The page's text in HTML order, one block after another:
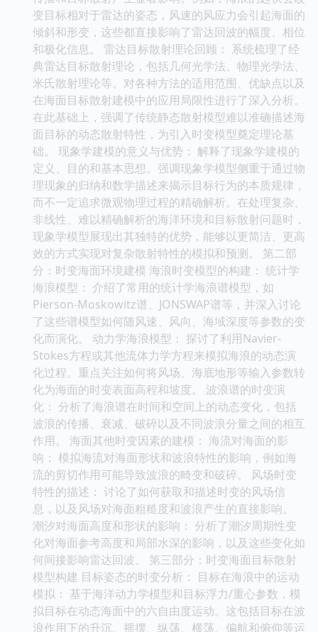
变目标相对于雷达的姿态，风速的风应力会引起海面的
倾斜和形变，这些都直接影响了雷达回波的幅度、相位
和极化信息。 雷达目标散射理论回顾： 系统梳理了经
典雷达目标散射理论，包括几何光学法、物理光学法、
米氏散射理论等。对各种方法的适用范围、优缺点以及
在海面目标散射建模中的应用局限性进行了深入分析。
在此基础上，强调了传统静态散射模型难以准确描述海
面目标的动态散射特性，为引入时变模型奠定理论基
础。 现象学建模的意义与优势： 解释了现象学建模的
定义、目的和基本思想。强调现象学模型侧重于通过物
理现象的归纳和数学描述来揭示目标行为的本质规律，
而不一定追求微观物理过程的精确解析。在处理复杂、
非线性、难以精确解析的海洋环境和目标散射问题时，
现象学模型展现出其独特的优势，能够以更简洁、更高
效的方式实现对复杂散射特性的模拟和预测。 第二部
分：时变海面环境建模 海浪时变模型的构建： 统计学
海浪模型： 介绍了常用的统计学海浪谱模型，如
Pierson-Moskowitz谱、JONSWAP谱等，并深入讨论
了这些谱模型如何随风速、风向、海域深度等参数的变
化而演化。 动力学海浪模型： 探讨了利用Navier-
Stokes方程或其他流体力学方程来模拟海浪的动态演
化过程。重点关注如何将风场、海底地形等输入参数转
化为海面的时变表面高程和坡度。 波浪谱的时变演
化： 分析了海浪谱在时间和空间上的动态变化，包括
波浪的传播、衰减、破碎以及不同波浪分量之间的相互
作用。 海面其他时变因素的建模： 海流对海面的影
响： 模拟海流对海面形状和波浪特性的影响，例如海
流的剪切作用可能导致波浪的畸变和破碎。 风场时变
特性的描述： 讨论了如何获取和描述时变的风场信
息，以及风场对海面粗糙度和波浪产生的直接影响。
潮汐对海面高度和形状的影响： 分析了潮汐周期性变
化对海面参考高度和局部水深的影响，以及这些变化如
何间接影响雷达回波。 第三部分：时变海面目标散射
模型构建 目标姿态的时变分析： 目标在海浪中的运动
模拟： 基于海洋动力学模型和目标浮力/重心参数，模
拟目标在动态海面中的六自由度运动。这包括目标在波
浪作用下的升沉、摇摆、纵荡、横荡、偏航和俯仰等运